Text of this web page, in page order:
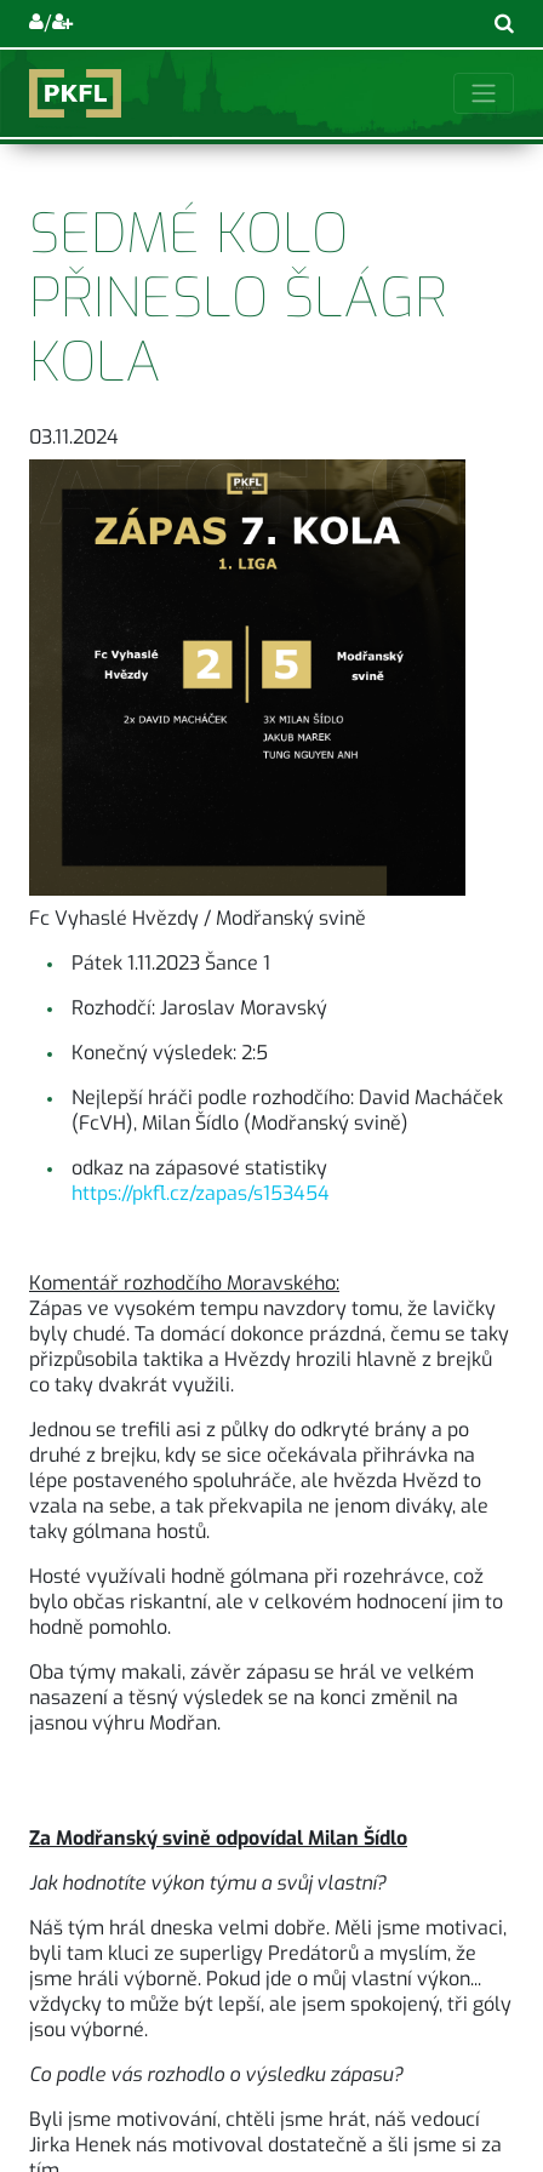
/
SEDMÉ KOLO
PŘINESLO ŠLÁGR
KOLA
03.11.2024
Fc Vyhaslé Hvězdy / Modřanský svině
Pátek 1.11.2023 Šance 1
Rozhodčí: Jaroslav Moravský
Konečný výsledek: 2:5
Nejlepší hráči podle rozhodčího: David Macháček
(FcVH), Milan Šídlo (Modřanský svině)
odkaz na zápasové statistiky
https://pkfl.cz/zapas/s153454
Komentář rozhodčího Moravského:
Zápas ve vysokém tempu navzdory tomu, že lavičky
byly chudé. Ta domácí dokonce prázdná, čemu se taky
přizpůsobila taktika a Hvězdy hrozili hlavně z brejků
co taky dvakrát využili.
Jednou se trefili asi z půlky do odkryté brány a po
druhé z brejku, kdy se sice očekávala přihrávka na
lépe postaveného spoluhráče, ale hvězda Hvězd to
vzala na sebe, a tak překvapila ne jenom diváky, ale
taky gólmana hostů.
Hosté využívali hodně gólmana při rozehrávce, což
bylo občas riskantní, ale v celkovém hodnocení jim to
hodně pomohlo.
Oba týmy makali, závěr zápasu se hrál ve velkém
nasazení a těsný výsledek se na konci změnil na
jasnou výhru Modřan.
Za Modřanský svině odpovídal Milan Šídlo
Jak hodnotíte výkon týmu a svůj vlastní?
Náš tým hrál dneska velmi dobře. Měli jsme motivaci,
byli tam kluci ze superligy Predátorů a myslím, že
jsme hráli výborně. Pokud jde o můj vlastní výkon...
vždycky to může být lepší, ale jsem spokojený, tři góly
jsou výborné.
Co podle vás rozhodlo o výsledku zápasu?
Byli jsme motivování, chtěli jsme hrát, náš vedoucí
Jirka Henek nás motivoval dostatečně a šli jsme si za